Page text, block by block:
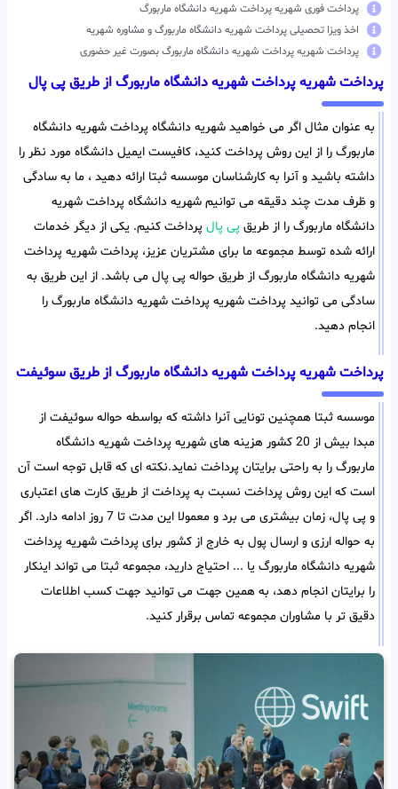
پرداخت فوری شهریه پرداخت شهریه دانشگاه ماربورگ
اخذ ویزا تحصیلی پرداخت شهریه دانشگاه ماربورگ و مشاوره شهریه
پرداخت شهریه پرداخت شهریه دانشگاه ماربورگ بصورت غیر حضوری
پرداخت شهریه پرداخت شهریه دانشگاه ماربورگ از طریق پی پال
به عنوان مثال اگر می خواهید شهریه دانشگاه پرداخت شهریه دانشگاه
ماربورگ را از این روش پرداخت کنید، کافیست ایمیل دانشگاه مورد نظر را
داشته باشید و آنرا به کارشناسان موسسه ثبتا ارائه دهید ، ما به سادگی
و ظرف مدت چند دقیقه می توانیم شهریه دانشگاه پرداخت شهریه
دانشگاه ماربورگ را از طریق پی پال پرداخت کنیم. یکی از دیگر خدمات
ارائه شده توسط مجموعه ما برای مشتریان عزیز، پرداخت شهریه پرداخت
شهریه دانشگاه ماربورگ از طریق حواله پی پال می باشد. از این طریق به
سادگی می توانید پرداخت شهریه پرداخت شهریه دانشگاه ماربورگ را
انجام دهید.
پرداخت شهریه پرداخت شهریه دانشگاه ماربورگ از طریق سوئیفت
موسسه ثبتا همچنین تونایی آنرا داشته که بواسطه حواله سوئیفت از
مبدا بیش از 20 کشور هزینه های شهریه پرداخت شهریه دانشگاه
ماربورگ را به راحتی برایتان پرداخت نماید.نکته ای که قابل توجه است آن
است که این روش پرداخت نسبت به پرداخت از طریق کارت های اعتباری
و پی پال، زمان بیشتری می برد و معمولا این مدت تا 7 روز ادامه دارد. اگر
به حواله ارزی و ارسال پول به خارج از کشور برای پرداخت شهریه پرداخت
شهریه دانشگاه ماربورگ یا ... احتیاج دارید، مجموعه ثبتا می تواند اینکار
را برایتان انجام دهد، به همین جهت می توانید جهت کسب اطلاعات
دقیق تر با مشاوران مجموعه تماس برقرار کنید.